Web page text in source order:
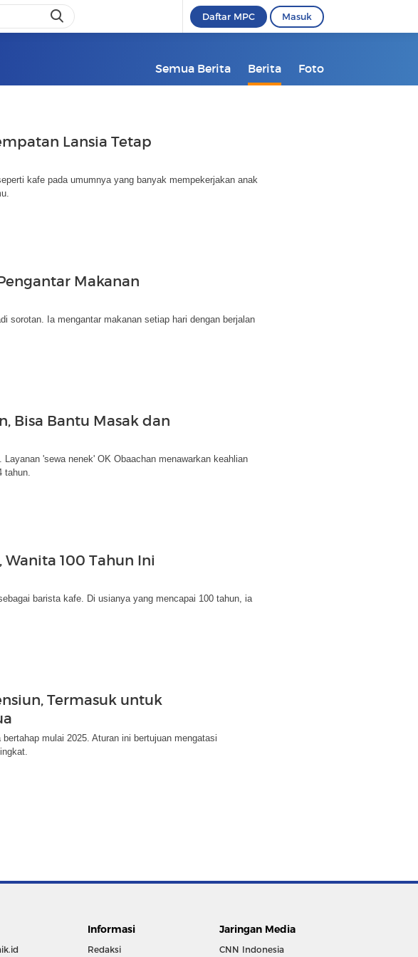
Daftar MPC Masuk
Semua Berita Berita Foto
Lansia Tetap
kafe pada umumnya yang banyak mempekerjakan anak
Makanan
sorotan. Ia mengantar makanan setiap hari dengan berjalan
Bisa Bantu Masak dan
'sewa nenek' OK Obaachan menawarkan keahlian
tahun.
Wanita 100 Tahun Ini
barista kafe. Di usianya yang mencapai 100 tahun, ia
Termasuk untuk
mulai 2025. Aturan ini bertujuan mengatasi
Informasi
Redaksi
Jaringan Media
CNN Indonesia